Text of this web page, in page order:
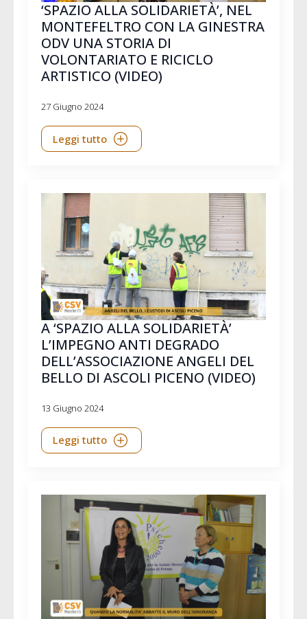
‘SPAZIO ALLA SOLIDARIETÀ’, NEL
MONTEFELTRO CON LA GINESTRA
ODV UNA STORIA DI
VOLONTARIATO E RICICLO
ARTISTICO (VIDEO)
27 Giugno 2024
Leggi tutto
A ‘SPAZIO ALLA SOLIDARIETÀ’
L’IMPEGNO ANTI DEGRADO
DELL’ASSOCIAZIONE ANGELI DEL
BELLO DI ASCOLI PICENO (VIDEO)
13 Giugno 2024
Leggi tutto